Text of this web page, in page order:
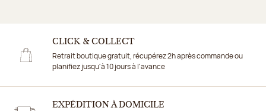
CLICK & COLLECT
Retrait boutique gratuit, récupérez 2h après commande ou
planifiez jusqu'à 10 jours à l'avance
EXPÉDITION À DOMICILE